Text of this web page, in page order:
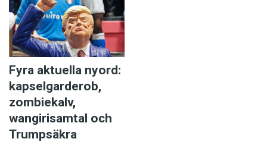
Fyra aktuella nyord:
kapselgarderob,
zombiekalv,
wangirisamtal och
Trumpsäkra